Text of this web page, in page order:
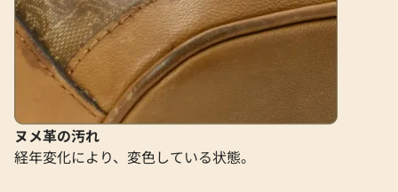
ヌメ革の汚れ
経年変化により、変色している状態。